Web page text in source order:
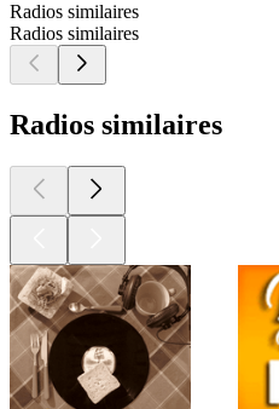
Radios similaires
Radios similaires
Radios similaires